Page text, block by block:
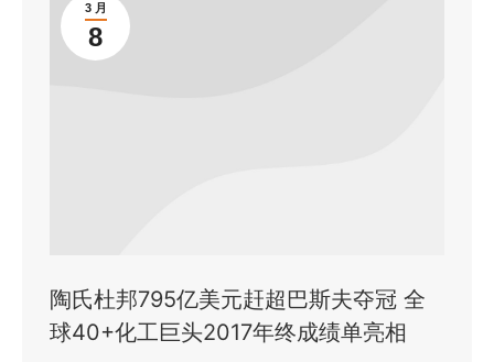
3 月
8
陶氏杜邦795亿美元赶超巴斯夫夺冠 全
球40+化工巨头2017年终成绩单亮相